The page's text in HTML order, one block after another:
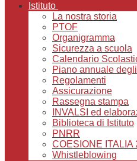
Istituto
La nostra storia
PTOF
Organigramma
Sicurezza a scuola
Calendario
Piano annuale
Regolamenti
Assicurazione
Rassegna stampa
INVALSI ed
Biblioteca di Istituto
PNRR
COESIONE ITALIA
Whistleblowing